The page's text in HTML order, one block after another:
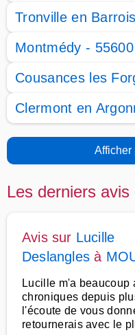
Tronville en
Montmédy - 55600
Cousances les
Clermont en
Afficher
Les derniers
Avis sur Lucille
Deslangles à
Lucille m'a beaucoup
chroniques depuis
l'écoute de vous
retournerais avec le